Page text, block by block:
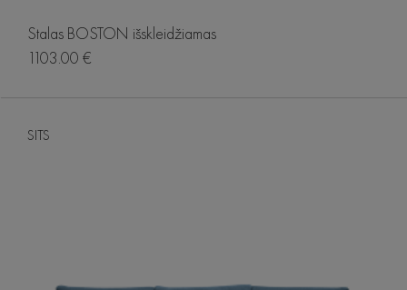
Stalas BOSTON išskleidžiamas
1103.00 €
SITS